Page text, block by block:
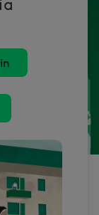
ikkunaan.